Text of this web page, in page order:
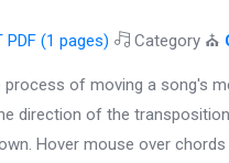
PDF (1 pages) Category ⛪
of moving a song's
direction of the
Hover mouse over